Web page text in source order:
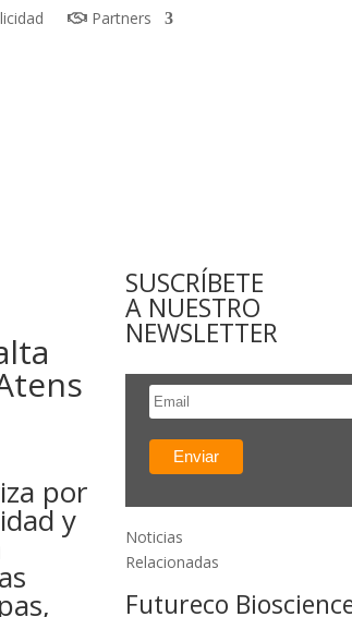
Partners
por
y
SUSCRÍBETE
A NUESTRO
NEWSLETTER
Noticias
Relacionadas
Futureco